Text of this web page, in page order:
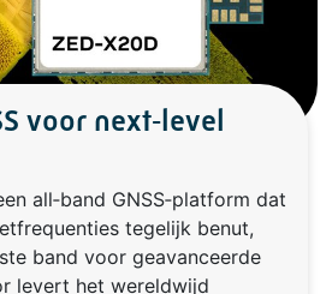
voor next‑level
all‑band GNSS‑platform dat
tegelijk benut,
band voor geavanceerde
levert het wereldwijd